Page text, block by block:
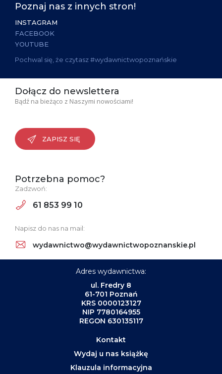
Poznaj nas z innych stron!
INSTAGRAM
FACEBOOK
YOUTUBE
Pochwal się, że czytasz #wydawnictwopoznańskie
Dołącz do newslettera
Bądź na bieżąco z Naszymi nowościami!
ZAPISZ SIĘ
Potrzebna pomoc?
Zadzwoń:
61 853 99 10
Napisz do nas na mail:
wydawnictwo@wydawnictwopoznanskie.pl
Adres wydawnictwa:
ul. Fredry 8
61-701 Poznań
KRS 0000123127
NIP 7780164955
REGON 630135117
Kontakt
Wydaj u nas książkę
Klauzula informacyjna